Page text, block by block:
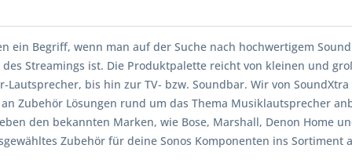
ein Begriff, wenn man auf der Suche nach hochwertigem
Streamings ist. Die Produktpalette reicht von kleinen und
Lautsprecher, bis hin zur TV- bzw. Soundbar. Wir von
Zubehör Lösungen rund um das Thema Musiklautsprecher
den bekannten Marken, wie Bose, Marshall, Denon Home
Zubehör für deine Sonos Komponenten ins Sortiment